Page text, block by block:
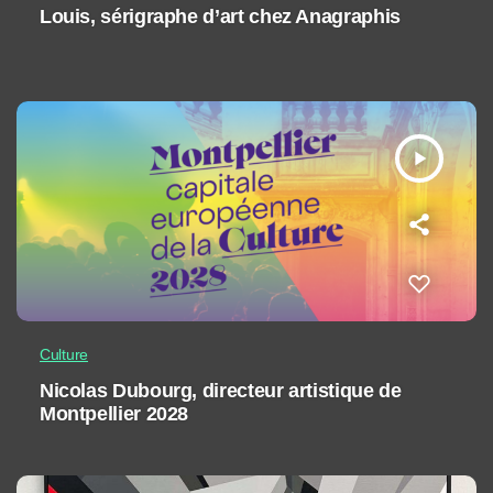
Louis, sérigraphe d’art chez Anagraphis
play_arrow
Culture
Nicolas Dubourg, directeur artistique de
Montpellier 2028